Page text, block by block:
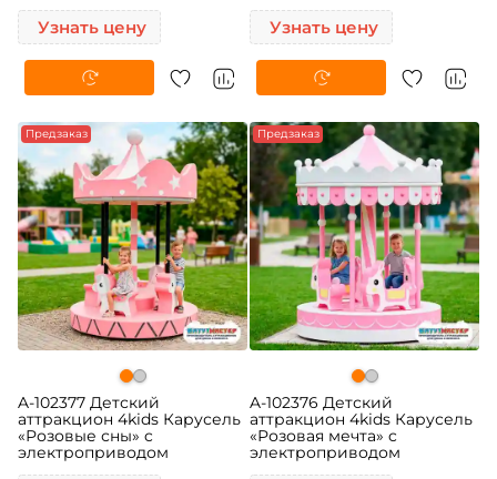
Узнать цену Узнать цену
Предзаказ
A-102377 Детский
аттракцион 4kids Карусель
«Розовые сны» c
электроприводом
Предзаказ
A-102376 Детский
аттракцион 4kids Карусель
«Розовая мечта» c
электроприводом